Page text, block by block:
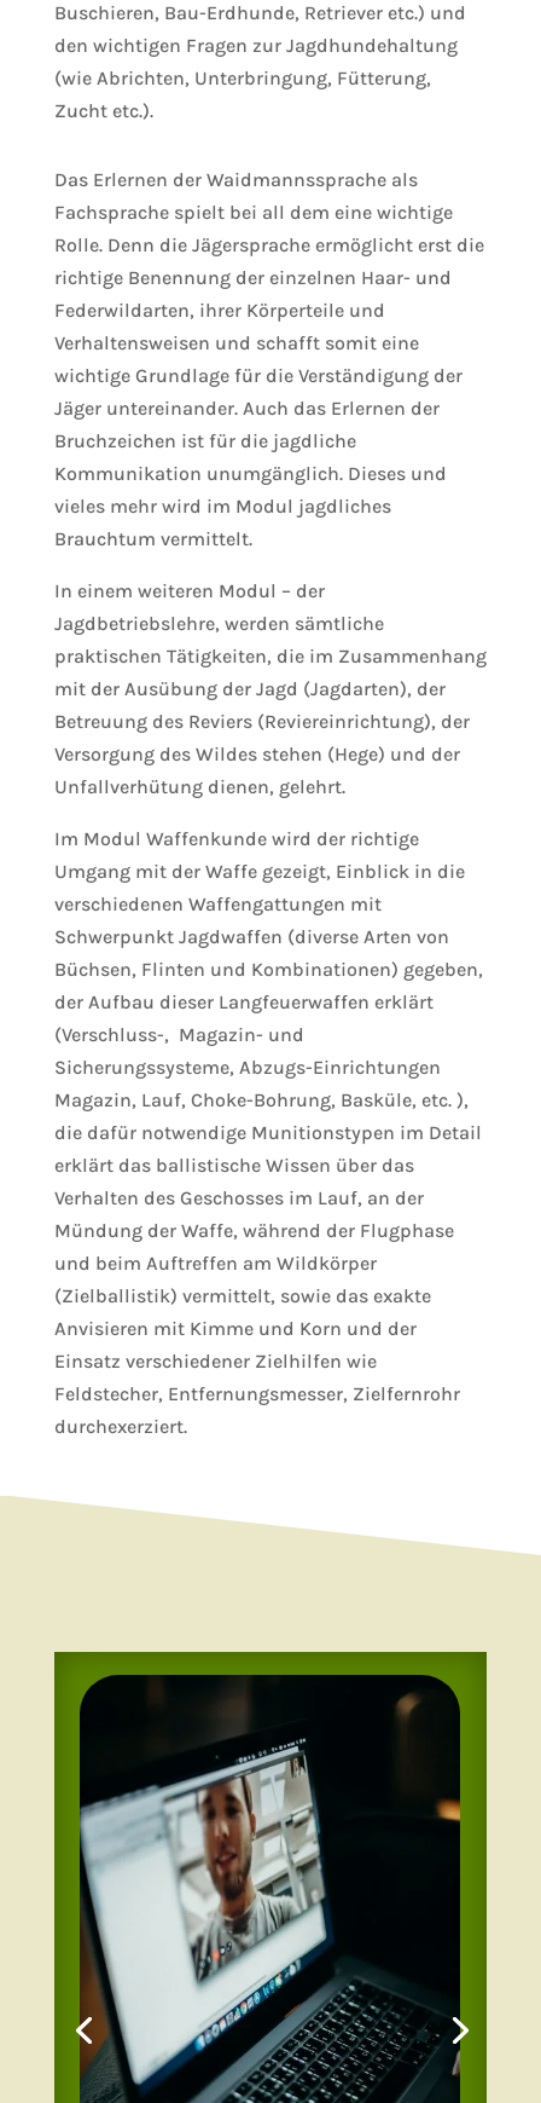
Buschieren, Bau-Erdhunde, Retriever etc.) und
den wichtigen Fragen zur Jagdhundehaltung
(wie Abrichten, Unterbringung, Fütterung,
Zucht etc.).
Das Erlernen der Waidmannssprache als
Fachsprache spielt bei all dem eine wichtige
Rolle. Denn die Jägersprache ermöglicht erst die
richtige Benennung der einzelnen Haar- und
Federwildarten, ihrer Körperteile und
Verhaltensweisen und schafft somit eine
wichtige Grundlage für die Verständigung der
Jäger untereinander. Auch das Erlernen der
Bruchzeichen ist für die jagdliche
Kommunikation unumgänglich. Dieses und
vieles mehr wird im Modul jagdliches
Brauchtum vermittelt.
In einem weiteren Modul – der
Jagdbetriebslehre, werden sämtliche
praktischen Tätigkeiten, die im Zusammenhang
mit der Ausübung der Jagd (Jagdarten), der
Betreuung des Reviers (Reviereinrichtung), der
Versorgung des Wildes stehen (Hege) und der
Unfallverhütung dienen, gelehrt.
Im Modul Waffenkunde wird der richtige
Umgang mit der Waffe gezeigt, Einblick in die
verschiedenen Waffengattungen mit
Schwerpunkt Jagdwaffen (diverse Arten von
Büchsen, Flinten und Kombinationen) gegeben,
der Aufbau dieser Langfeuerwaffen erklärt
(Verschluss-, Magazin- und
Sicherungssysteme, Abzugs-Einrichtungen
Magazin, Lauf, Choke-Bohrung, Basküle, etc. ),
die dafür notwendige Munitionstypen im Detail
erklärt das ballistische Wissen über das
Verhalten des Geschosses im Lauf, an der
Mündung der Waffe, während der Flugphase
und beim Auftreffen am Wildkörper
(Zielballistik) vermittelt, sowie das exakte
Anvisieren mit Kimme und Korn und der
Einsatz verschiedener Zielhilfen wie
Feldstecher, Entfernungsmesser, Zielfernrohr
durchexerziert.